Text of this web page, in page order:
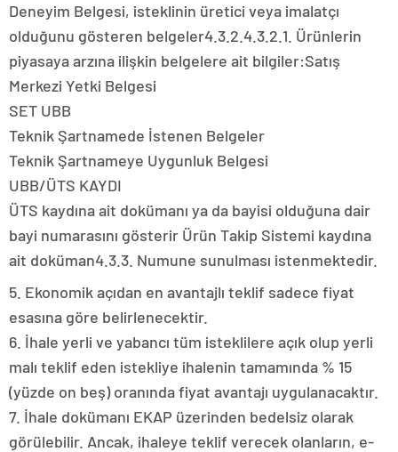
Deneyim Belgesi, isteklinin üretici veya imalatçı
olduğunu gösteren belgeler4.3.2.4.3.2.1. Ürünlerin
piyasaya arzına ilişkin belgelere ait bilgiler:Satış
Merkezi Yetki Belgesi
SET UBB
Teknik Şartnamede İstenen Belgeler
Teknik Şartnameye Uygunluk Belgesi
UBB/ÜTS KAYDI
ÜTS kaydına ait dokümanı ya da bayisi olduğuna dair
bayi numarasını gösterir Ürün Takip Sistemi kaydına
ait doküman4.3.3. Numune sunulması istenmektedir.
5. Ekonomik açıdan en avantajlı teklif sadece fiyat
esasına göre belirlenecektir.
6. İhale yerli ve yabancı tüm isteklilere açık olup yerli
malı teklif eden istekliye ihalenin tamamında % 15
(yüzde on beş) oranında fiyat avantajı uygulanacaktır.
7. İhale dokümanı EKAP üzerinden bedelsiz olarak
görülebilir. Ancak, ihaleye teklif verecek olanların, e-